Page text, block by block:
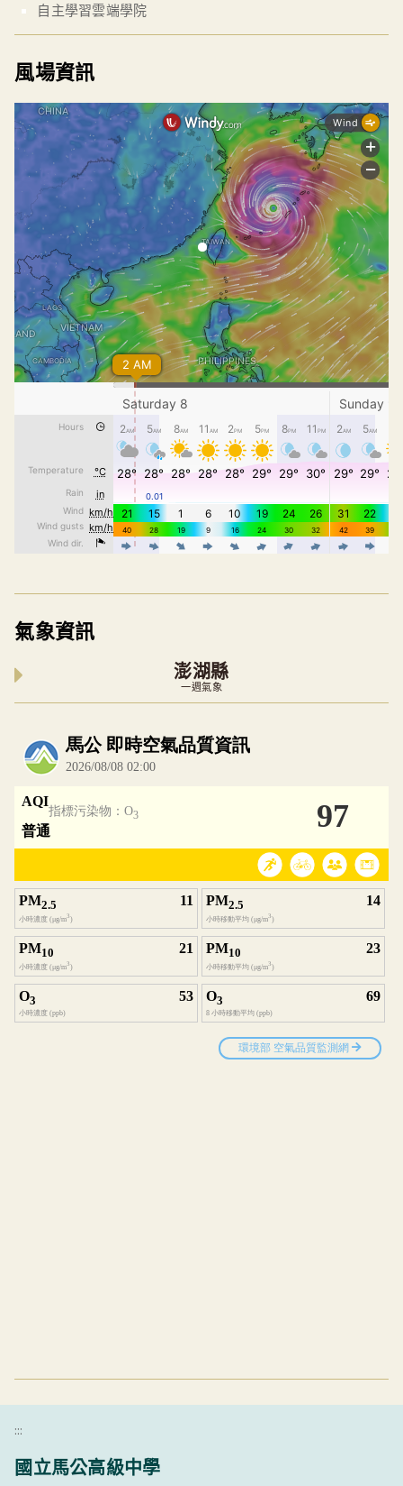
自主學習雲端學院
風場資訊
氣象資訊
澎湖縣
一週氣象
內嵌空氣品質小工具為視覺預覽，完整即時空
:::
國立馬公高級中學